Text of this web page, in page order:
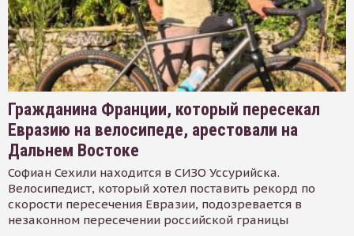
Гражданина Франции, который пересекал
Евразию на велосипеде, арестовали на
Дальнем Востоке
Софиан Сехили находится в СИЗО Уссурийска.
Велосипедист, который хотел поставить рекорд по
скорости пересечения Евразии, подозревается в
незаконном пересечении российской границы